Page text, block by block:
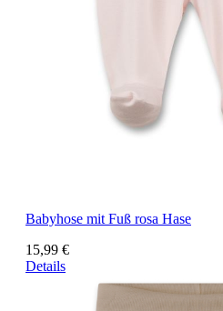
Babyhose mit Fuß rosa Hase
15,99 €
Details